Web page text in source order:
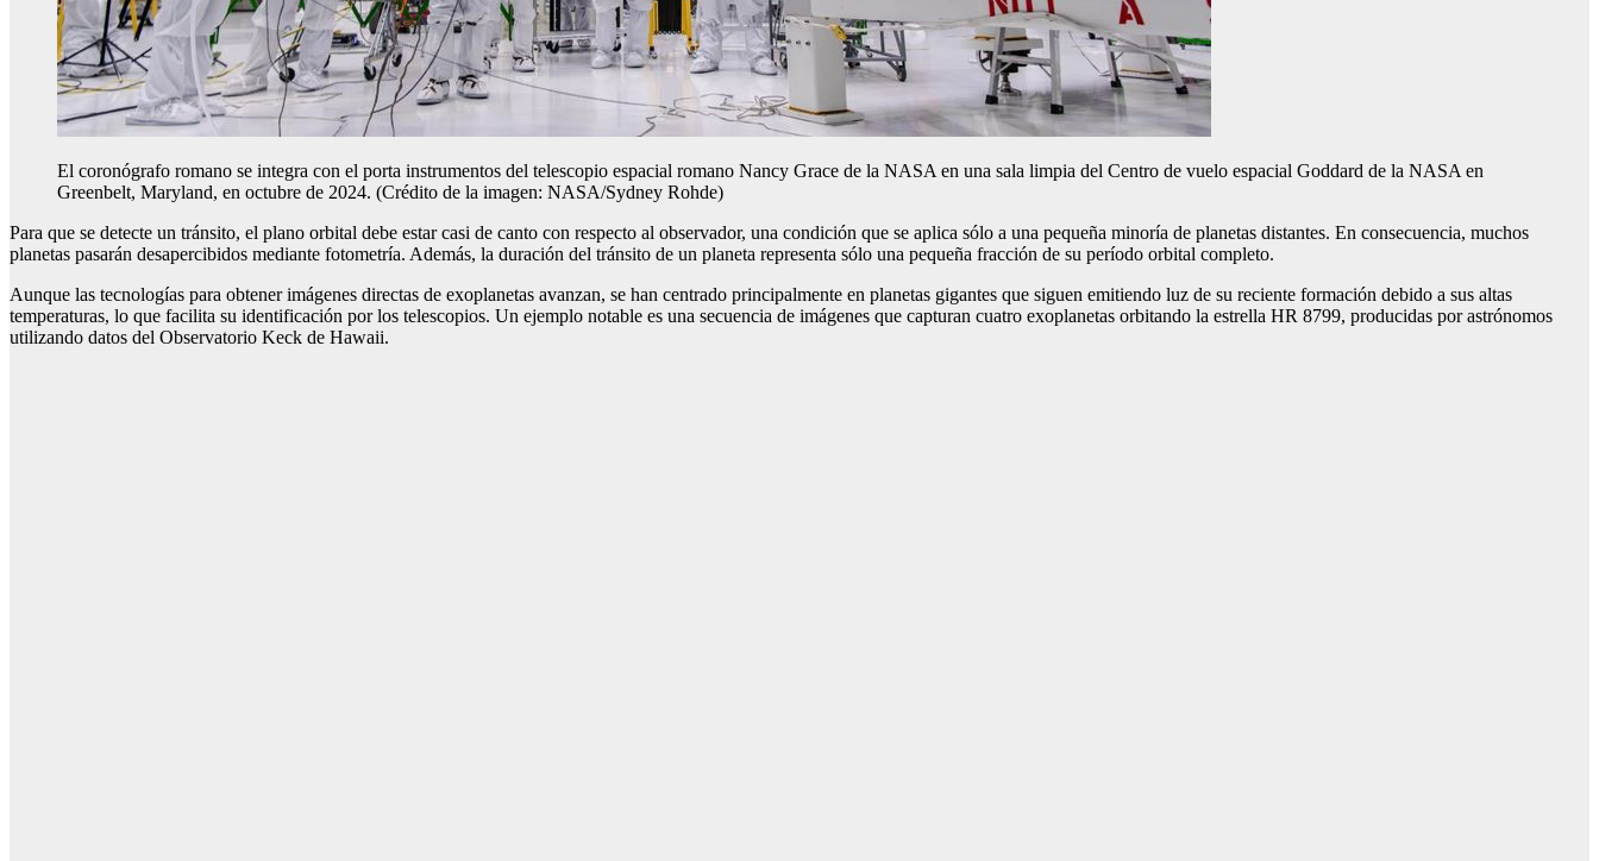
El coronógrafo romano se integra con el porta instrumentos del telescopio espacial romano Nancy Grace de la NASA en una sala limpia del Centro de vuelo espacial Goddard de la NASA en
Greenbelt, Maryland, en octubre de 2024. (Crédito de la imagen: NASA/Sydney Rohde)
Para que se detecte un tránsito, el plano orbital debe estar casi de canto con respecto al observador, una condición que se aplica sólo a una pequeña minoría de planetas distantes. En consecuencia, muchos
planetas pasarán desapercibidos mediante fotometría. Además, la duración del tránsito de un planeta representa sólo una pequeña fracción de su período orbital completo.
Aunque las tecnologías para obtener imágenes directas de exoplanetas avanzan, se han centrado principalmente en planetas gigantes que siguen emitiendo luz de su reciente formación debido a sus altas
temperaturas, lo que facilita su identificación por los telescopios. Un ejemplo notable es una secuencia de imágenes que capturan cuatro exoplanetas orbitando la estrella HR 8799, producidas por astrónomos
utilizando datos del Observatorio Keck de Hawaii.